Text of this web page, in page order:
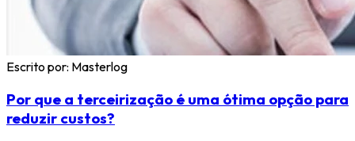
Escrito por: Masterlog
Por que a terceirização é uma ótima opção para
reduzir custos?